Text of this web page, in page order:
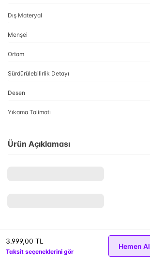
3.999,00 TL
Taksit seçeneklerini gör
Hemen Al
Dış Materyal
Menşei
Ortam
Sürdürülebilirlik Detayı
Desen
Yıkama Talimatı
Ürün Açıklaması